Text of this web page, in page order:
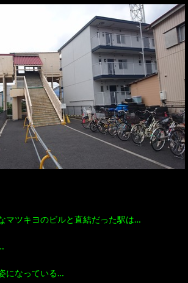
マツキヨのビルと直結だった駅は…
になっている…